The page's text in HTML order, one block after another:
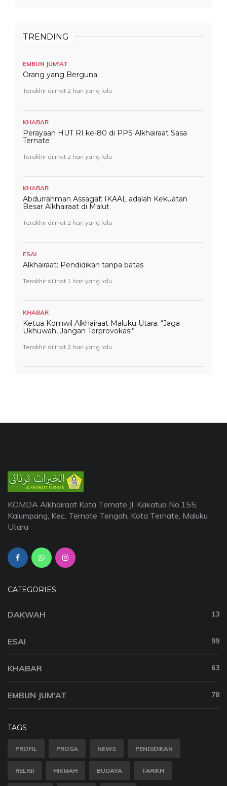
TRENDING
EMBUN JUM'AT
Orang yang Berguna
Terakhir dilihat 2 hari yang lalu
KHABAR
Perayaan HUT RI ke-80 di PPS Alkhairaat Sasa
Ternate
Terakhir dilihat 2 hari yang lalu
KHABAR
Abdurrahman Assagaf: IKAAL adalah Kekuatan
Besar Alkhairaat di Malut
Terakhir dilihat 2 hari yang lalu
ESAI
Alkhairaat: Pendidikan tanpa batas
Terakhir dilihat 1 hari yang lalu
KHABAR
Ketua Komwil Alkhairaat Maluku Utara: “Jaga
Ukhuwah, Jangan Terprovokasi”
Terakhir dilihat 2 hari yang lalu
KOMDA Alkhairaat Kota Ternate Jl. Kakatua No.155,
Kalumpang, Kec. Ternate Tengah, Kota Ternate, Maluku
Utara
CATEGORIES
DAKWAH 13
ESAI 99
KHABAR 63
EMBUN JUM'AT 78
TAGS
PROFIL PROSA NEWS PENDIDIKAN
RELIGI HIKMAH BUDAYA TARIKH